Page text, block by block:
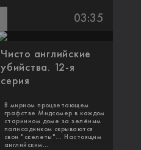
03:35
Чисто английские
убийства. 12-я
серия
В мирном процветающем
графстве Мидсомер в каждом
старинном доме за зелёным
палисадником скрываются
свои "скелеты"... Настоящим
английским...